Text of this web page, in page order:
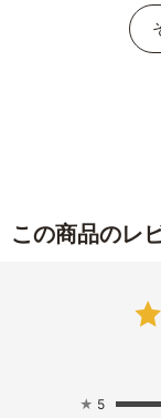
この商品のレ
★ 5